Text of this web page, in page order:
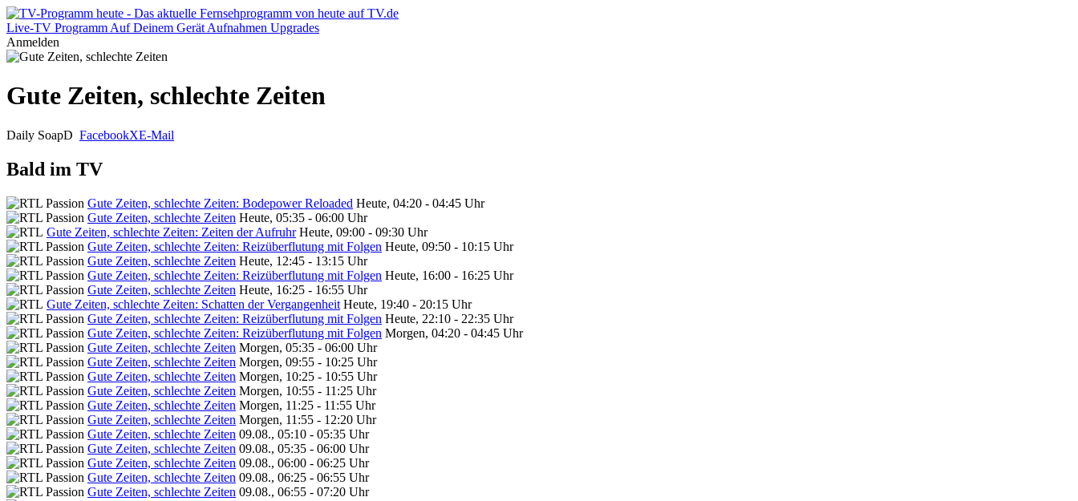
Live-TV Programm Auf Deinem Gerät Aufnahmen Upgrades
Anmelden
Gute Zeiten, schlechte Zeiten
Daily SoapD FacebookXE-Mail
Bald im TV
Gute Zeiten, schlechte Zeiten: Bodepower Reloaded Heute, 04:20 - 04:45 Uhr
Gute Zeiten, schlechte Zeiten Heute, 05:35 - 06:00 Uhr
Gute Zeiten, schlechte Zeiten: Zeiten der Aufruhr Heute, 09:00 - 09:30 Uhr
Gute Zeiten, schlechte Zeiten: Reizüberflutung mit Folgen Heute, 09:50 - 10:15 Uhr
Gute Zeiten, schlechte Zeiten Heute, 12:45 - 13:15 Uhr
Gute Zeiten, schlechte Zeiten: Reizüberflutung mit Folgen Heute, 16:00 - 16:25 Uhr
Gute Zeiten, schlechte Zeiten Heute, 16:25 - 16:55 Uhr
Gute Zeiten, schlechte Zeiten: Schatten der Vergangenheit Heute, 19:40 - 20:15 Uhr
Gute Zeiten, schlechte Zeiten: Reizüberflutung mit Folgen Heute, 22:10 - 22:35 Uhr
Gute Zeiten, schlechte Zeiten: Reizüberflutung mit Folgen Morgen, 04:20 - 04:45 Uhr
Gute Zeiten, schlechte Zeiten Morgen, 05:35 - 06:00 Uhr
Gute Zeiten, schlechte Zeiten Morgen, 09:55 - 10:25 Uhr
Gute Zeiten, schlechte Zeiten Morgen, 10:25 - 10:55 Uhr
Gute Zeiten, schlechte Zeiten Morgen, 10:55 - 11:25 Uhr
Gute Zeiten, schlechte Zeiten Morgen, 11:25 - 11:55 Uhr
Gute Zeiten, schlechte Zeiten Morgen, 11:55 - 12:20 Uhr
Gute Zeiten, schlechte Zeiten 09.08., 05:10 - 05:35 Uhr
Gute Zeiten, schlechte Zeiten 09.08., 05:35 - 06:00 Uhr
Gute Zeiten, schlechte Zeiten 09.08., 06:00 - 06:25 Uhr
Gute Zeiten, schlechte Zeiten 09.08., 06:25 - 06:55 Uhr
Gute Zeiten, schlechte Zeiten 09.08., 06:55 - 07:20 Uhr